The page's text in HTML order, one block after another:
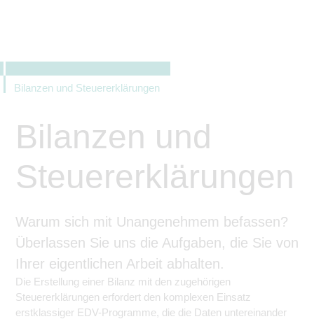
Bilanzen und Steuererklärungen
Bilanzen und
Steuererklärungen
Warum sich mit Unangenehmem befassen?
Überlassen Sie uns die Aufgaben, die Sie von
Ihrer eigentlichen Arbeit abhalten.
Die Erstellung einer Bilanz mit den zugehörigen
Steuererklärungen erfordert den komplexen Einsatz
erstklassiger EDV-Programme, die die Daten untereinander
können.